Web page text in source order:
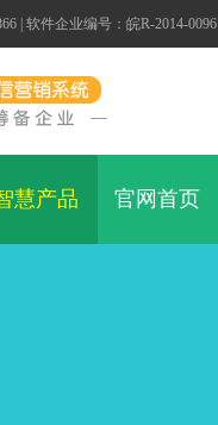
| 软件企业编号：皖R-2014-0096
慧产品 官网首页